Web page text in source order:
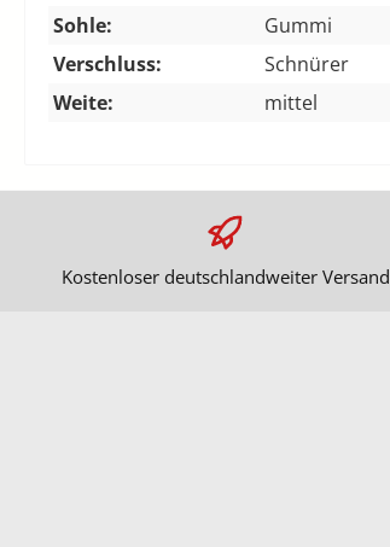
Sohle:
Gummi
Verschluss:
Schnürer
Weite:
mittel
Kostenloser deutschlandweiter Versand